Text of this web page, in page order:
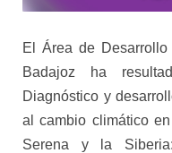
El Área de
Badajoz ha
Diagnóstico y
al cambio climático
Serena y la